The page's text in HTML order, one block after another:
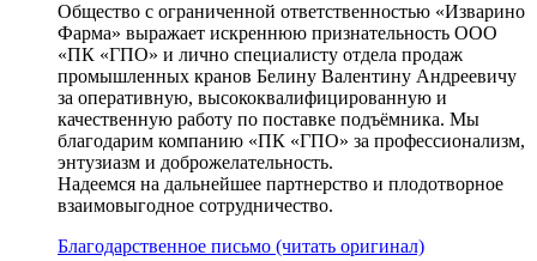
Общество с ограниченной ответственностью «Изварино
Фарма» выражает искреннюю признательность ООО
«ПК «ГПО» и лично специалисту отдела продаж
промышленных кранов Белину Валентину Андреевичу
за оперативную, высококвалифицированную и
качественную работу по поставке подъёмника. Мы
благодарим компанию «ПК «ГПО» за профессионализм,
энтузиазм и доброжелательность.
Надеемся на дальнейшее партнерство и плодотворное
взаимовыгодное сотрудничество.
Благодарственное письмо (читать оригинал)